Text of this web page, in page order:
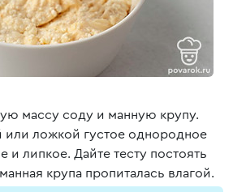
массу соду и манную крупу.
или ложкой густое однородное
и липкое. Дайте тесту постоять
крупа пропиталась влагой.